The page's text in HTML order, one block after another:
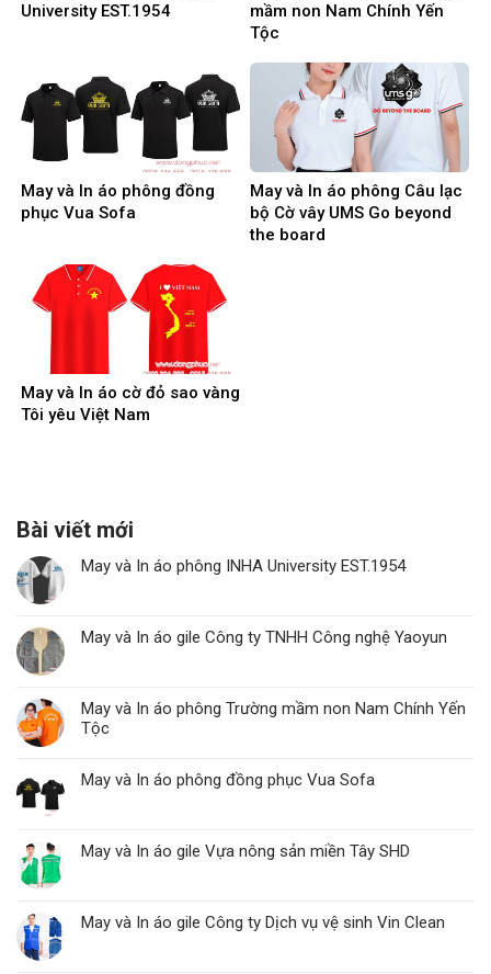
University EST.1954
mầm non Nam Chính Yến
Tộc
May và In áo phông đồng
phục Vua Sofa
May và In áo phông Câu lạc
bộ Cờ vây UMS Go beyond
the board
May và In áo cờ đỏ sao vàng
Tôi yêu Việt Nam
Bài viết mới
May và In áo phông INHA University EST.1954
May và In áo gile Công ty TNHH Công nghệ Yaoyun
May và In áo phông Trường mầm non Nam Chính Yến
Tộc
May và In áo phông đồng phục Vua Sofa
May và In áo gile Vựa nông sản miền Tây SHD
May và In áo gile Công ty Dịch vụ vệ sinh Vin Clean